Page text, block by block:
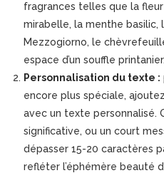
fragrances telles que la fleur
mirabelle, la menthe basilic,
Mezzogiorno, le
espace d’un souffle printanier.
Personnalisation du texte :
encore plus spéciale,
avec un texte personnalisé.
significative, ou un court
dépasser 15-20 caractères
refléter l’éphémère beauté